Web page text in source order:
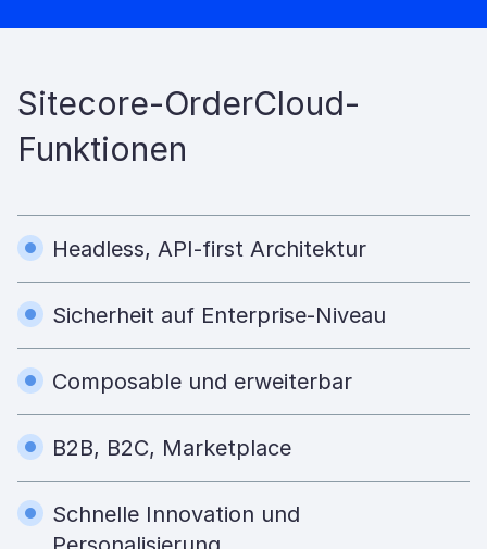
Sitecore-OrderCloud-
Funktionen
Headless, API-first Architektur
Sicherheit auf Enterprise-Niveau
Composable und erweiterbar
B2B, B2C, Marketplace
Schnelle Innovation und